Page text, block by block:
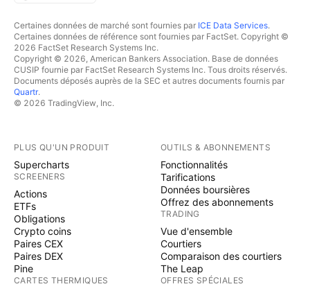
Certaines données de marché sont fournies par ICE Data Services.
Certaines données de référence sont fournies par FactSet. Copyright ©
2026 FactSet Research Systems Inc.
Copyright © 2026, American Bankers Association. Base de données
CUSIP fournie par FactSet Research Systems Inc. Tous droits réservés.
Documents déposés auprès de la SEC et autres documents fournis par
Quartr.
© 2026 TradingView, Inc.
PLUS QU'UN PRODUIT
Supercharts
SCREENERS
Actions
ETFs
Obligations
Crypto coins
Paires CEX
Paires DEX
Pine
CARTES THERMIQUES
OUTILS & ABONNEMENTS
Fonctionnalités
Tarifications
Données boursières
Offrez des abonnements
TRADING
Vue d'ensemble
Courtiers
Comparaison des courtiers
The Leap
OFFRES SPÉCIALES